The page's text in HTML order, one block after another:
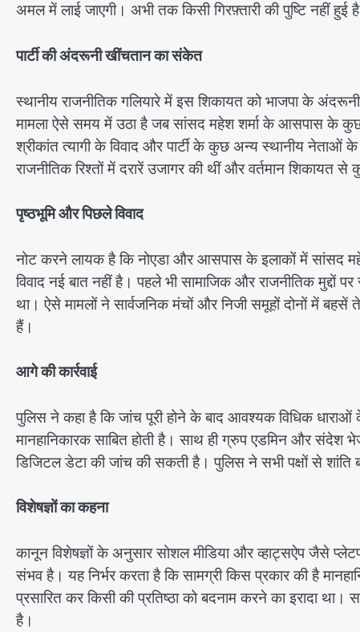
अमल में लाई जाएगी। अभी तक किसी गिरफ़्तारी की पुष्टि नहीं
पार्टी की अंदरूनी खींचतान का संकेत
स्थानीय राजनीतिक गलियारे में इस शिकायत को भाजपा के
मामला ऐसे समय में उठा है जब सांसद महेश शर्मा के आसपास के कुछ
श्रीकांत त्यागी के विवाद और पार्टी के कुछ अन्य स्थानीय
राजनीतिक रिश्तों में दरारें उजागर की थीं और वर्तमान शिकायत
पृष्ठभूमि और पिछले विवाद
नोट करने लायक है कि नोएडा और आसपास के इलाकों में सांसद
विवाद नई बात नहीं है। पहले भी सामाजिक और राजनीतिक मुद्दों
था। ऐसे मामलों ने सार्वजनिक मंचों और निजी समूहों दोनों में
हैं।
आगे की कार्रवाई
पुलिस ने कहा है कि जांच पूरी होने के बाद आवश्यक विधिक
मानहानिकारक साबित होती है। साथ ही ग्रुप एडमिन और संदेश
डिजिटल डेटा की जांच की सकती है। पुलिस ने सभी पक्षों से
विशेषज्ञों का कहना
कानून विशेषज्ञों के अनुसार सोशल मीडिया और व्हाट्सऐप जैसे
संभव है। यह निर्भर करता है कि सामग्री किस प्रकार की है
प्रसारित कर किसी की प्रतिष्ठा को बदनाम करने का इरादा था।
है।